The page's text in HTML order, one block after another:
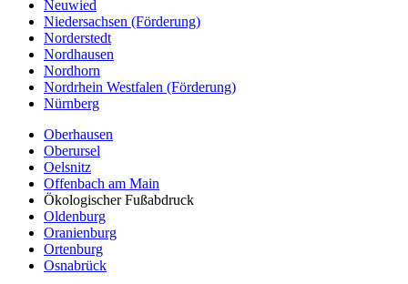
Neuwied
Niedersachsen (Förderung)
Norderstedt
Nordhausen
Nordhorn
Nordrhein Westfalen (Förderung)
Nürnberg
Oberhausen
Oberursel
Oelsnitz
Offenbach am Main
Ökologischer Fußabdruck
Oldenburg
Oranienburg
Ortenburg
Osnabrück